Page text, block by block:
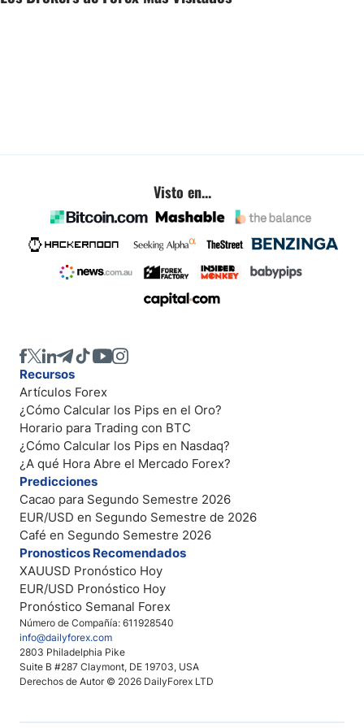
Visto en...
Número de Compañía: 611928540
info@dailyforex.com
2803 Philadelphia Pike
Suite B #287 Claymont, DE 19703, USA
Derechos de Autor © 2026 DailyForex LTD
Recursos
Artículos Forex
¿Cómo Calcular los Pips en el Oro?
Horario para Trading con BTC
¿Cómo Calcular los Pips en Nasdaq?
¿A qué Hora Abre el Mercado Forex?
Predicciones
Cacao para Segundo Semestre 2026
EUR/USD en Segundo Semestre de 2026
Café en Segundo Semestre 2026
Pronosticos Recomendados
XAUUSD Pronóstico Hoy
EUR/USD Pronóstico Hoy
Pronóstico Semanal Forex